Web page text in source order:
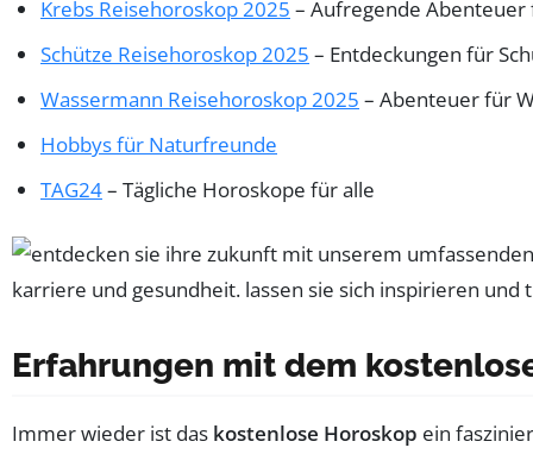
Krebs Reisehoroskop 2025 – Aufregende Abenteuer
Schütze Reisehoroskop 2025 – Entdeckungen für
Wassermann Reisehoroskop 2025 – Abenteuer für
Hobbys für Naturfreunde
TAG24– Tägliche Horoskope für alle
Erfahrungen mit dem
Immer wieder ist das kostenlose Horoskop ein